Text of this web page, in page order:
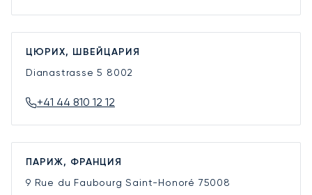
ЦЮРИХ, ШВЕЙЦАРИЯ
Dianastrasse 5 8002
+41 44 810 12 12
ПАРИЖ, ФРАНЦИЯ
9 Rue du Faubourg Saint-Honoré 75008